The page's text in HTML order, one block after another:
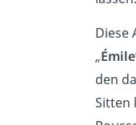
Diese
„
den
Sitten